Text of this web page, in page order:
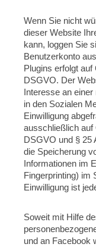
Wenn Sie nicht
dieser Website
kann, loggen Sie
Benutzerkonto
Plugins erfolgt auf
DSGVO. Der
Interesse an
in den Sozialen
Einwilligung
ausschließlich auf
DSGVO und § 25
die Speicherung
Informationen im
Fingerprinting) im
Einwilligung ist
Soweit mit Hilfe
und an Facebook